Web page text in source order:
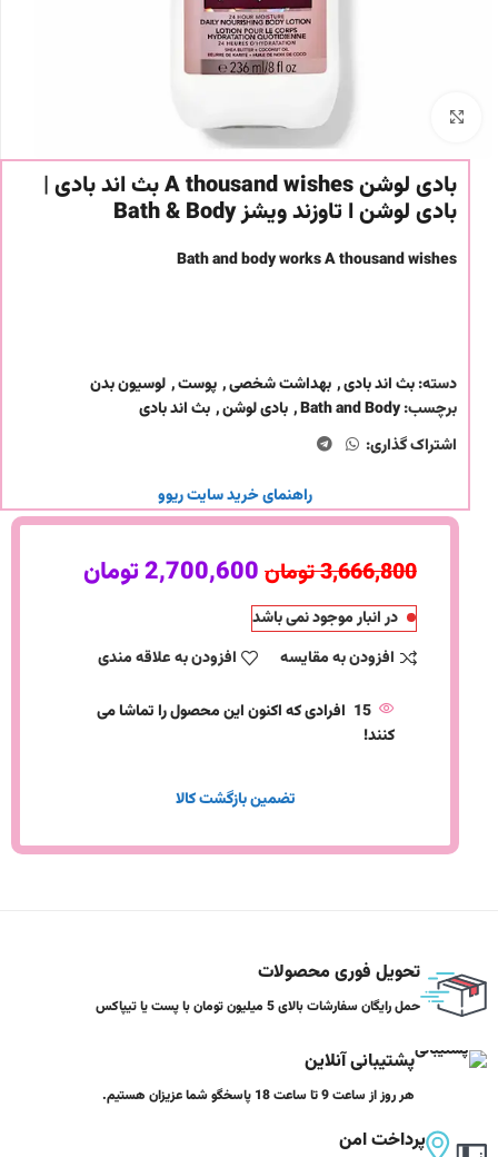
برای بزرگنمایی کلیک کنید
بادی لوشن A thousand wishes بث اند بادی |
بادی لوشن ا تاوزند ویشز Bath & Body
Bath and body works A thousand wishes
دسته:بث اند بادی, بهداشت شخصی, پوست, لوسیون بدن
برچسب:Bath and Body
, بادی لوشن, بث اند بادی
اشتراک گذاری:
راهنمای خرید سایت ریوو
3,666,800تومان 2,700,600تومان
در انبار موجود نمی باشد
افزودن به مقایسه
افزودن به علاقه مندی
15 افرادی که اکنون این محصول را تماشا می
کنند!
تضمین بازگشت کالا
تحویل فوری محصولات
حمل رایگان سفارشات بالای 5 میلیون تومان با پست یا تیپاکس
پشتیبانی آنلاین
هر روز از ساعت 9 تا ساعت 18 پاسخگو شما عزیزان هستیم.
پرداخت امن